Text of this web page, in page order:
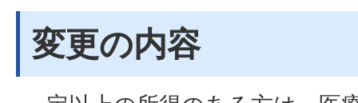
変更の内容